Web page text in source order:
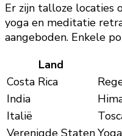
Er zijn talloze locaties
yoga en meditatie
aangeboden. Enkele
Land
Costa Rica
India
Italië
Verenigde Staten